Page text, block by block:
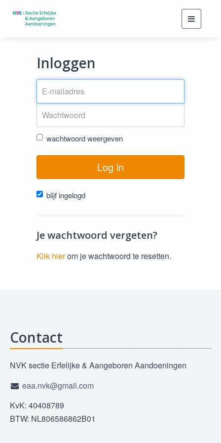
Toggle
Inloggen
wachtwoord weergeven
Log in
blijf ingelogd
Je wachtwoord vergeten?
Klik hierom je wachtwoord te resetten.
Contact
NVK sectie Erfelijke & Aangeboren Aandoeningen
eaa.nvk@gmail.com
KvK: 40408789
BTW: NL806586862B01